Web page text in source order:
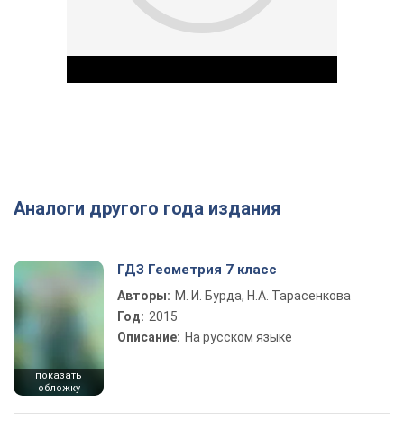
Аналоги другого года издания
показать
обложку
ГДЗ Геометрия 7 класс
Авторы: М. И. Бурда, Н.А. Тарасенкова
Год: 2015
Описание: На русском языке